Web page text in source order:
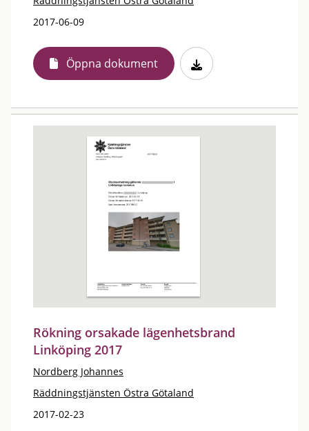
2017-06-09
Öppna dokument
Rökning orsakade lägenhetsbrand
Linköping 2017
Nordberg Johannes
Räddningstjänsten Östra Götaland
2017-02-23